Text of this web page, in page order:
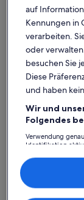
Was
Du hast
auf
Kennungen in
verarbeiten.
oder
besuchen Sie
Diese
und haben
Wir und
Folgendes
Verwendung
Identifikation
Inhalte, Messung
Liste der